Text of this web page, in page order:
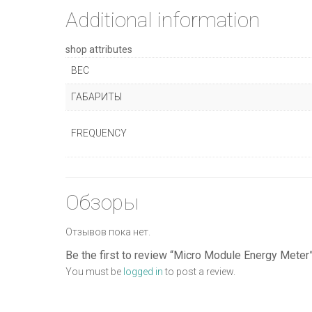
Additional information
shop attributes
ВЕС
ГАБАРИТЫ
FREQUENCY
Обзоры
Отзывов пока нет.
Be the first to review “Micro Module Energy Meter”
You must be logged into post a review.